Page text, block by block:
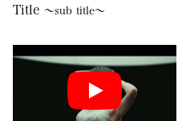
Title ～sub title～